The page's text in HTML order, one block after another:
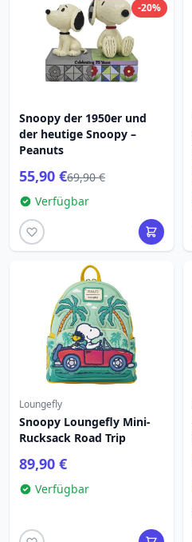
-20%
Snoopy der 1950er und
der heutige Snoopy –
Peanuts
55,90 €69,90 €
Verfügbar
Loungefly
Snoopy Loungefly Mini-
Rucksack Road Trip
89,90 €
Verfügbar